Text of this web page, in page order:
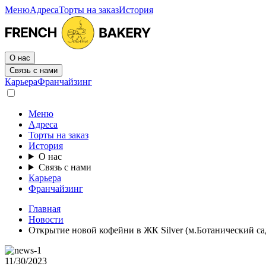
МенюАдресаТорты на заказИстория
О нас
Связь с нами
КарьераФранчайзинг
Меню
Адреса
Торты на заказ
История
О нас
Связь с нами
Карьера
Франчайзинг
Главная
Новости
Открытие новой кофейни в ЖК Silver (м.Ботанический
11/30/2023